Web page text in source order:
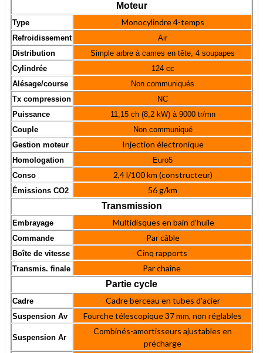
Moteur
Type Monocylindre 4-temps
Refroidissement
Air
Distribution
Simple arbre à cames en tête, 4 soupapes
Cylindrée
124 cc
Alésage/course
Non communiqués
Tx compression
NC
Puissance
11,15 ch (8,2 kW) à 9000 tr/mn
Couple
Non communiqué
Gestion moteur
Injection électronique
Homologation
Euro5
Conso
2,4 l/100 km (constructeur)
Émissions CO2
56 g/km
Transmission
Embrayage Multidisques en bain d'huile
Commande Par câble
Boîte de vitesse Cinq rapports
Transmis. finale
Par chaîne
Partie cycle
Cadre Cadre berceau en tubes d'acier
Suspension Av Fourche télescopique 37 mm, non réglables
Suspension Ar
Combinés-amortisseurs ajustables en
précharge